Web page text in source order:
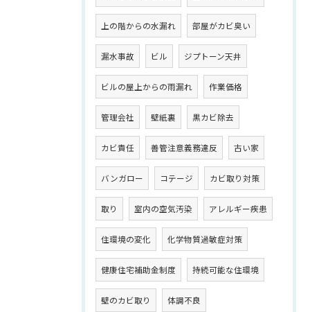
上の階からの水漏れ 部屋がカビ臭い
漏水事故 ビル ジプトーン天井
ビルの屋上からの雨漏れ 作業価格
管理会社 壁紙裏 黒カビ除去
カビ責任 善管注意義務違反 古い家
バンガロー コテージ カビ取り対策
取り 室内の空気汚染 アレルギー疾患
住環境の変化 化学物質過敏症対策
健康住宅補助金制度 持続可能な住環境
壁のカビ取り 体調不良